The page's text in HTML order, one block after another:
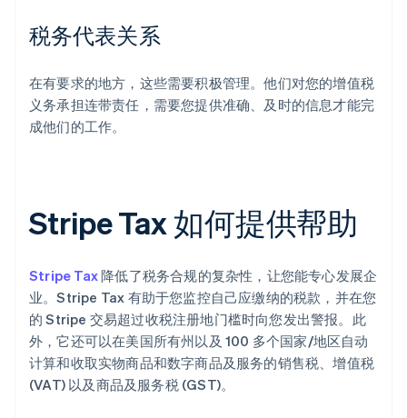
税务代表关系
在有要求的地方，这些需要积极管理。他们对您的增值税
义务承担连带责任，需要您提供准确、及时的信息才能完
成他们的工作。
Stripe Tax 如何提供帮助
Stripe Tax降低了税务合规的复杂性，让您能专心发展企
业。Stripe Tax 有助于您监控自己应缴纳的税款，并在您
的 Stripe 交易超过收税注册地门槛时向您发出警报。此
外，它还可以在美国所有州以及 100 多个国家/地区自动
计算和收取实物商品和数字商品及服务的销售税、增值税
(VAT) 以及商品及服务税 (GST)。